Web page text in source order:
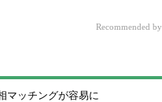
Recommended by
マッチングが容易に